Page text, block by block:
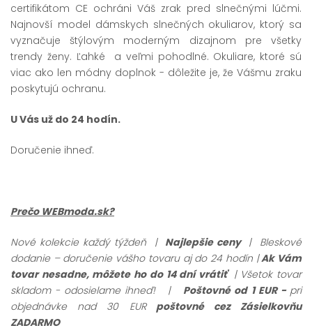
certifikátom CE ochráni Váš zrak pred slnečnými lúčmi.
Najnovší model dámskych slnečných okuliarov, ktorý sa
vyznačuje štýlovým moderným dizajnom pre všetky
trendy ženy. Ľahké a veľmi pohodlné. Okuliare, ktoré sú
viac ako len módny doplnok - dôležite je, že Vášmu zraku
poskytujú ochranu.
U Vás už do 24 hodín.
Doručenie ihneď.
Prečo WEBmoda.sk?
Nové kolekcie každý týždeň |Najlepšie ceny | Bleskové
dodanie – doručenie vášho tovaru aj do 24 hodín |Ak Vám
tovar nesadne, môžete ho do 14 dní vrátiť | Všetok tovar
skladom - odosielame ihneď!
| Poštovné od 1 EUR - pri
objednávke nad 30 EURpoštovné cez Zásielkovňu
ZADARMO